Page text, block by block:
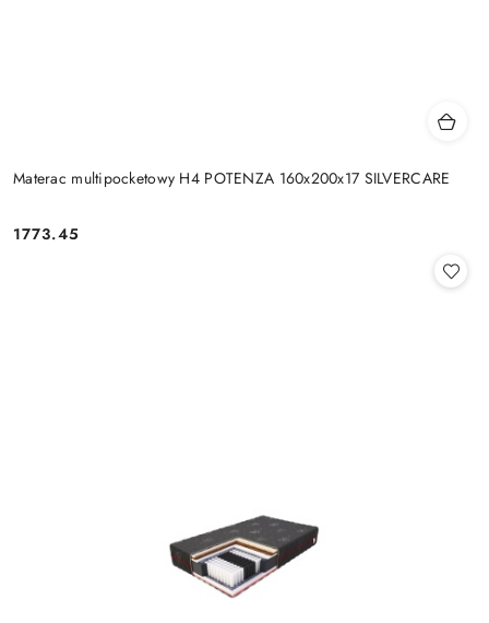
Materac multipocketowy H4 POTENZA 160x200x17 SILVERCARE
Cena:
1773.45